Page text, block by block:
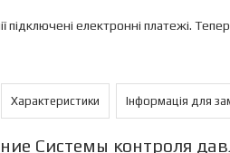
підключені електронні платежі.
Характеристики Інформація для
Системы контроля